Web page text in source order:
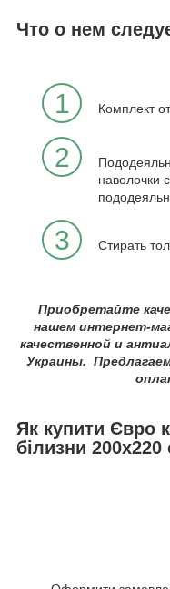
Что о нем
1 Комплект
2
наволочки
3 Стирать
Приобретайте
нашем интернет-
качественной и
Украины.
Як купити Євро
білизни